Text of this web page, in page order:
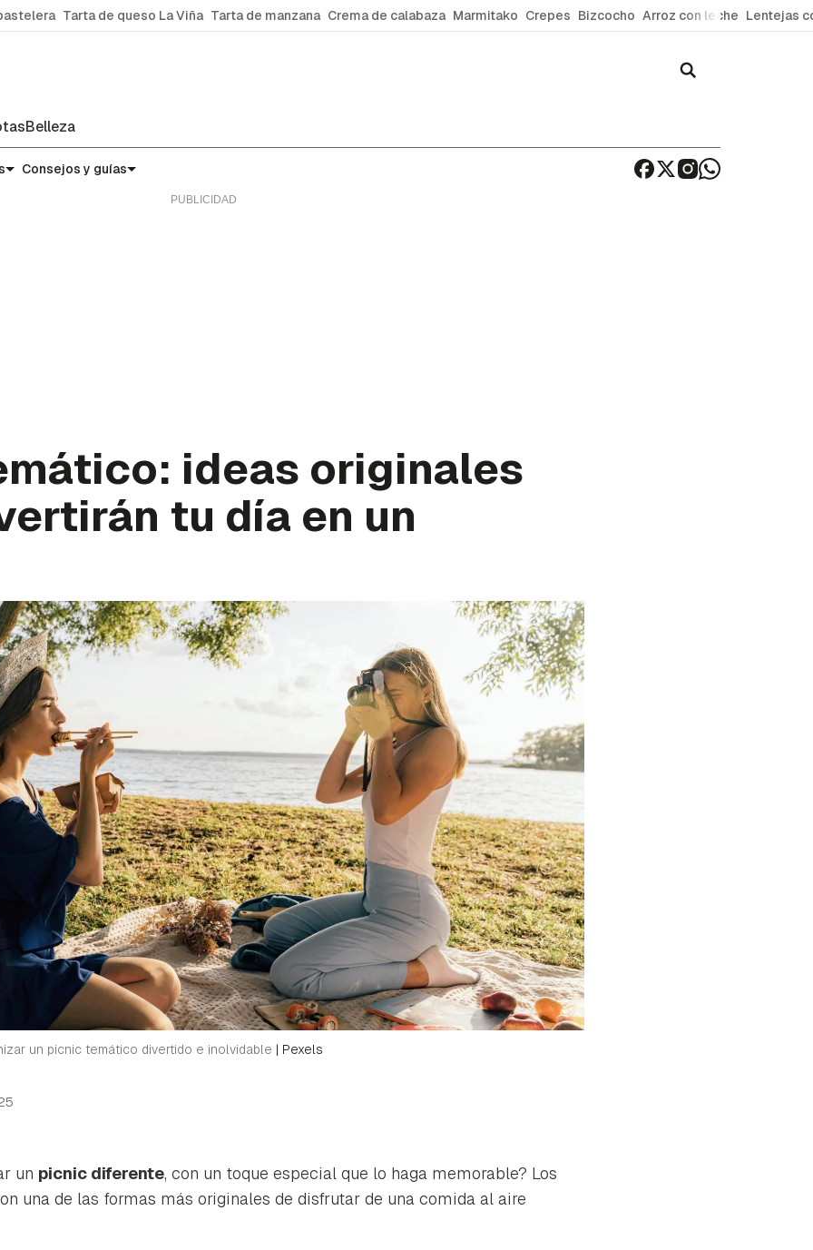
Tarta de queso La Viña Tarta de manzana Crema de calabaza Marmitako Crepes Bizcocho Arroz con leche Lentejas
Belleza
Consejos y guías
ideas originales
tu día en un
un picnic temático divertido e inolvidable | Pexels
un picnic diferente, con un toque especial que lo haga memorable? Los
una de las formas más originales de disfrutar de una comida al aire